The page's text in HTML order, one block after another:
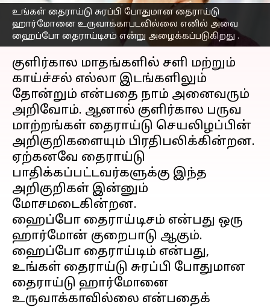
உங்கள் தைராய்டு சுரப்பி போதுமான தைராய்டு
ஹார்மோனை உருவாக்காபடவில்லை எனில் அவை
ஹைப்போ தைராய்டிசம் என்று அழைக்கப்படுகிறது .
எழுதியவர் Saranya Shankar Dec 10, 2022 11:39 pm
செய்தி முன்னோட்டம்
குளிர்கால மாதங்களில் சளி மற்றும்
காய்ச்சல் எல்லா இடங்களிலும்
தோன்றும் என்பதை நாம் அனைவரும்
அறிவோம். ஆனால் குளிர்கால பருவ
மாற்றங்கள் தைராய்டு செயலிழப்பின்
அறிகுறிகளையும் பிரதிபலிக்கின்றன.
ஏற்கனவே தைராய்டு
பாதிக்கப்பட்டவர்களுக்கு இந்த
அறிகுறிகள் இன்னும்
மோசமடைகின்றன.
ஹைப்போ தைராய்டிசம் என்பது ஒரு
ஹார்மோன் குறைபாடு ஆகும்.
ஹைப்போ தைராய்டிம் என்பது,
உங்கள் தைராய்டு சுரப்பி போதுமான
தைராய்டு ஹார்மோனை
உருவாக்காவில்லை என்பதைக்